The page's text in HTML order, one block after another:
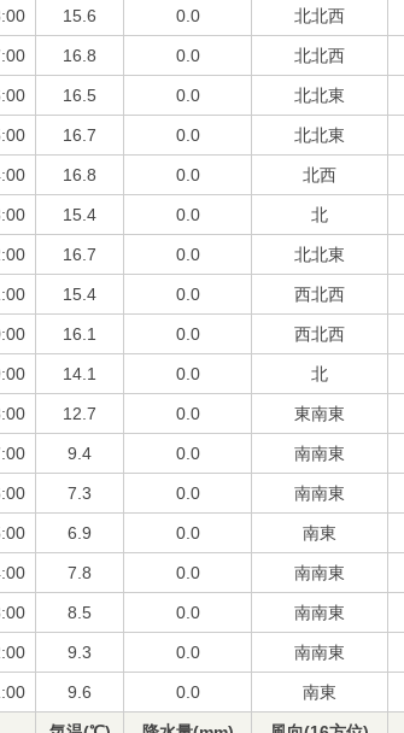
15.6 0.0 北北西
16.8 0.0 北北西
16.5 0.0 北北東
16.7 0.0 北北東
16.8 0.0 北西
15.4 0.0 北
16.7 0.0 北北東
15.4 0.0 西北西
16.1 0.0 西北西
14.1 0.0 北
12.7 0.0 東南東
9.4 0.0 南南東
7.3 0.0 南南東
6.9 0.0 南東
7.8 0.0 南南東
8.5 0.0 南南東
9.3 0.0 南南東
9.6 0.0 南東